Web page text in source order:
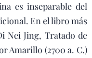
es inseparable del
En el libro más
Nei Jing, Tratado de
Amarillo (2700 a. C.)